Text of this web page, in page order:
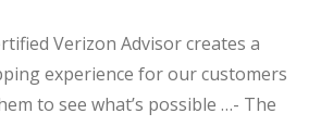
Verizon Advisor creates a
experience for our customers
to see what’s possible …- The